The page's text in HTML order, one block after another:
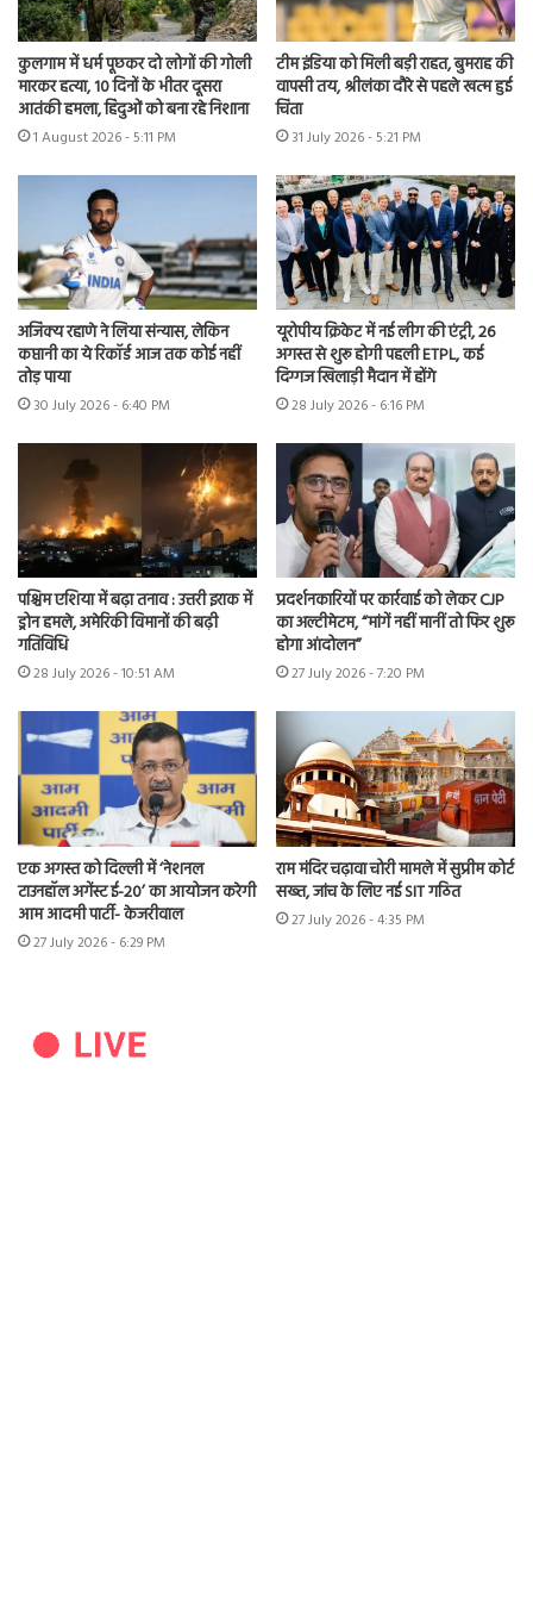
कुलगाम में धर्म पूछकर दो लोगों की गोली
मारकर हत्या, 10 दिनों के भीतर दूसरा
आतंकी हमला, हिंदुओं को बना रहे निशाना
1 August 2026 - 5:11 PM
टीम इंडिया को मिली बड़ी राहत, बुमराह की
वापसी तय, श्रीलंका दौरे से पहले खत्म हुई
चिंता
31 July 2026 - 5:21 PM
अजिंक्य रहाणे ने लिया संन्यास, लेकिन
कप्तानी का ये रिकॉर्ड आज तक कोई नहीं
तोड़ पाया
30 July 2026 - 6:40 PM
यूरोपीय क्रिकेट में नई लीग की एंट्री, 26
अगस्त से शुरू होगी पहली ETPL, कई
दिग्गज खिलाड़ी मैदान में होंगे
28 July 2026 - 6:16 PM
पश्चिम एशिया में बढ़ा तनाव : उत्तरी इराक में
ड्रोन हमले, अमेरिकी विमानों की बढ़ी
गतिविधि
28 July 2026 - 10:51 AM
प्रदर्शनकारियों पर कार्रवाई को लेकर CJP
का अल्टीमेटम, “मांगें नहीं मानीं तो फिर शुरू
होगा आंदोलन”
27 July 2026 - 7:20 PM
एक अगस्त को दिल्ली में ‘नेशनल
टाउनहॉल अगेंस्ट ई-20’ का आयोजन करेगी
आम आदमी पार्टी- केजरीवाल
27 July 2026 - 6:29 PM
राम मंदिर चढ़ावा चोरी मामले में सुप्रीम कोर्ट
सख्त, जांच के लिए नई SIT गठित
27 July 2026 - 4:35 PM